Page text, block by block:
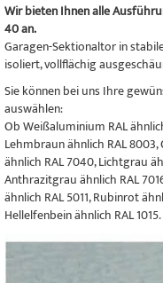
Wir bieten Ihnen alle
40 an.
Garagen-Sektionaltor in
isoliert, vollflächig
Sie können bei uns Ihre
auswählen:
Ob Weißaluminium RAL
Lehmbraun ähnlich RAL
ähnlich RAL 7040, Lichtgrau
Anthrazitgrau ähnlich RAL
ähnlich RAL 5011, Rubinrot
Hellelfenbein ähnlich RAL 1015.